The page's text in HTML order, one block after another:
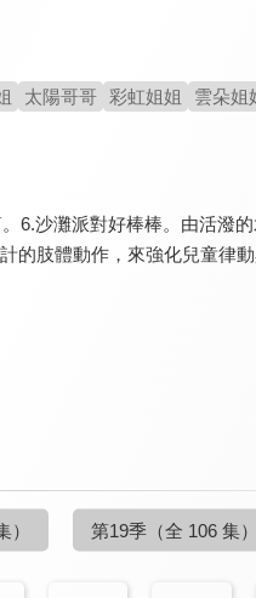
太陽哥哥 彩虹姐姐 雲朵姐
6.沙灘派對好棒棒。由活潑
肢體動作，來強化兒童律
） 第19季 （全 106 集）